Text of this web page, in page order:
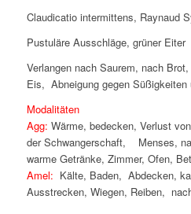
Claudicatio intermittens, Raynaud
Pustuläre Ausschläge, grüner Eiter
Verlangen nach Saurem, nach
Eis, Abneigung gegen Süßigkeiten
Modalitäten
Agg: Wärme, bedecken, Verlust
der Schwangerschaft, Menses,
warme Getränke, Zimmer, Ofen,
Amel: Kälte, Baden, Abdecken,
Ausstrecken, Wiegen, Reiben,